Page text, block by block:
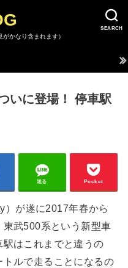
SEARCH
かなり含まれます）
いに登場！ 停車駅
送る Pocket
）が遂に2017年春から
武500系という新型車
はこれまでと違うの
ルで走ることになるの